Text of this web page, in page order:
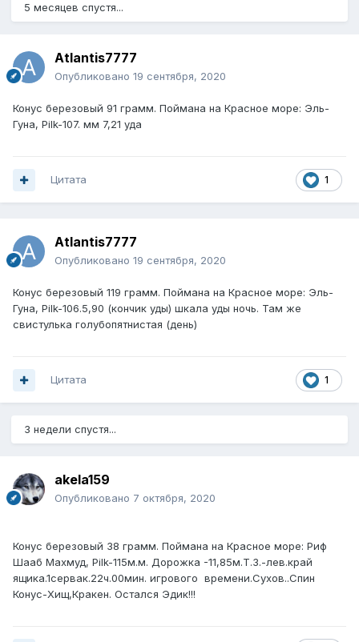
5 месяцев спустя...
Atlantis7777
Опубликовано 19 сентября, 2020
Конус березовый 91 грамм. Поймана на Красное море: Эль-
Гуна, Pilk-107. мм 7,21 уда
1
Цитата
Atlantis7777
Опубликовано 19 сентября, 2020
Конус березовый 119 грамм. Поймана на Красное море: Эль-
Гуна, Pilk-106.5,90 (кончик уды) шкала уды ночь. Там же
свистулька голубопятнистая (день)
1
Цитата
3 недели спустя...
akela159
Опубликовано 7 октября, 2020
Конус березовый 38 грамм. Поймана на Красное море: Риф
Шааб Махмуд, Pilk-115м.м. Дорожка -11,85м.Т.З.-лев.край
ящика.1сервак.22ч.00мин. игрового времени.Сухов..Спин
Конус-Хищ,Кракен. Остался Эдик!!!